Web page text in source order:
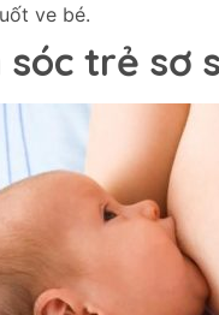
ve bé.
sóc trẻ sơ